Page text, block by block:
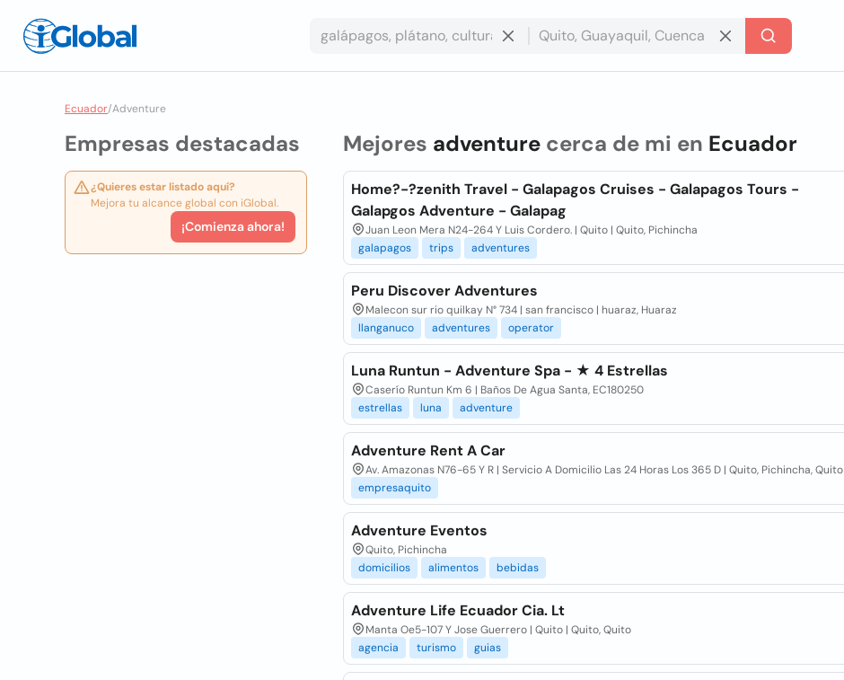
Ecuador/Adventure
Empresas destacadas
¿Quieres estar listado aquí?
Mejora tu alcance global con iGlobal.
¡Comienza ahora!
Mejores adventurecerca de mi en Ecuador
Home?-?zenith Travel - Galapagos Cruises - Galapagos Tours -
Galapgos Adventure - Galapag
Juan Leon Mera N24-264 Y Luis Cordero. | Quito | Quito, Pichincha
galapagos
trips adventures
Peru Discover Adventures
Malecon sur rio quilkay N° 734 | san francisco | huaraz, Huaraz
llanganuco
adventures operator
Luna Runtun - Adventure Spa - ★ 4 Estrellas
Caserío Runtun Km 6 | Baños De Agua Santa, EC180250
estrellas
luna adventure
Adventure Rent A Car
Av. Amazonas N76-65 Y R | Servicio A Domicilio Las 24 Horas Los 365 D | Quito, Pichincha, Quito
empresaquito
Adventure Eventos
Quito, Pichincha
domicilios
alimentos bebidas
Adventure Life Ecuador Cia. Lt
Manta Oe5-107 Y Jose Guerrero | Quito | Quito, Quito
agencia
turismo guias